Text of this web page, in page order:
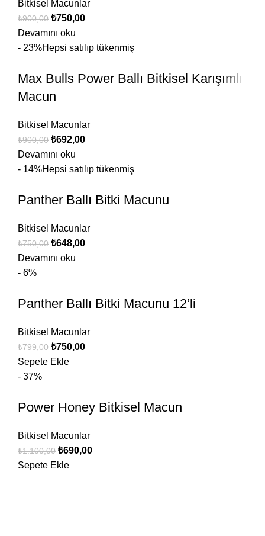
Bitkisel Macunlar
₺900,00 ₺750,00
Devamını oku
- 23%Hepsi satılıp tükenmiş
Max Bulls Power Ballı Bitkisel Karışımlı
Macun
Bitkisel Macunlar
₺900,00 ₺692,00
Devamını oku
- 14%Hepsi satılıp tükenmiş
Panther Ballı Bitki Macunu
Bitkisel Macunlar
₺750,00 ₺648,00
Devamını oku
- 6%
Panther Ballı Bitki Macunu 12’li
Bitkisel Macunlar
₺799,00 ₺750,00
Sepete Ekle
- 37%
Power Honey Bitkisel Macun
Bitkisel Macunlar
₺1.100,00 ₺690,00
Sepete Ekle